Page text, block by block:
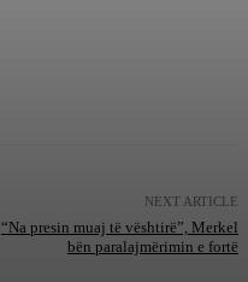
NEXT ARTICLE
“Na presin muaj të vështirë”, Merkel
bën paralajmërimin e fortë